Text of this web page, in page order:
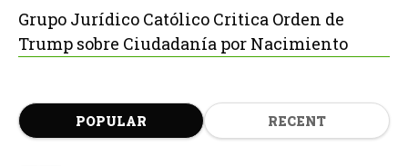
Grupo Jurídico Católico Critica Orden de
Trump sobre Ciudadanía por Nacimiento
POPULAR RECENT